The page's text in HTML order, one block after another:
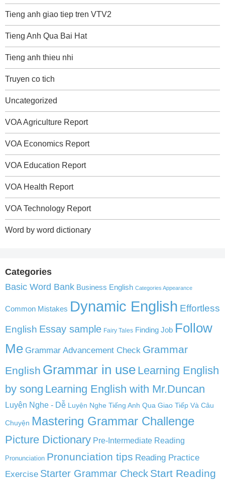
Tieng anh giao tiep tren VTV2
Tieng Anh Qua Bai Hat
Tieng anh thieu nhi
Truyen co tich
Uncategorized
VOA Agriculture Report
VOA Economics Report
VOA Education Report
VOA Health Report
VOA Technology Report
Word by word dictionary
Categories
Basic Word Bank Business English Categories Appearance
Common Mistakes Dynamic English Effortless
English Essay sample Fairy Tales Finding Job Follow
Me Grammar Advancement Check Grammar
English Grammar in use Learning English
by song Learning English with Mr.Duncan
Luyện Nghe - Dễ Luyện Nghe Tiếng Anh Qua Giao Tiếp Và Câu
Chuyện Mastering Grammar Challenge
Picture Dictionary Pre-Intermediate Reading
Pronunciation Pronunciation tips Reading Practice
Exercise Starter Grammar Check Start Reading